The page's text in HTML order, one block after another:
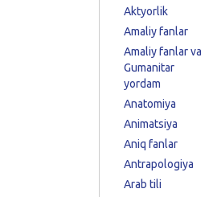
Aktyorlik
Amaliy fanlar
Amaliy fanlar va
Gumanitar
yordam
Anatomiya
Animatsiya
Aniq fanlar
Antrapologiya
Arab tili